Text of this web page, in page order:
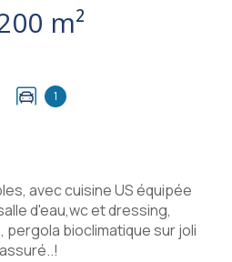
Maison 8 pièce(s) 4 chambre(s) 200 m²
1
avec cuisine US équipée
d'eau,wc et dressing,
bioclimatique sur joli